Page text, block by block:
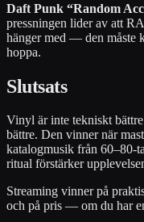
Daft Punk “Random
pressningen lider av att
hänger med — den måste
hoppa.
Slutsats
Vinyl är inte tekniskt
bättre. Den vinner när
katalogmusik från 60–80-
ritual förstärker
Streaming vinner på
och på pris — om du har